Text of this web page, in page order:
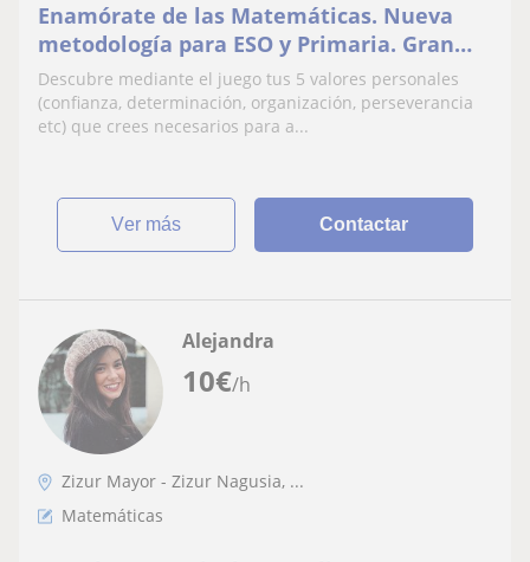
Enamórate de las Matemáticas. Nueva
metodología para ESO y Primaria. Gran
Experiencia
Descubre mediante el juego tus 5 valores personales
(confianza, determinación, organización, perseverancia
etc) que crees necesarios para a...
ver más Contactar
10€/h
Alejandra
Zizur Mayor - Zizur Nagusia, ...
Matemáticas